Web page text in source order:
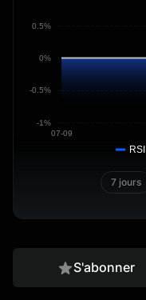
S'abonner
-1%
-0.5%
0%
0.5%
07-09
RSI
7 jours
Positions